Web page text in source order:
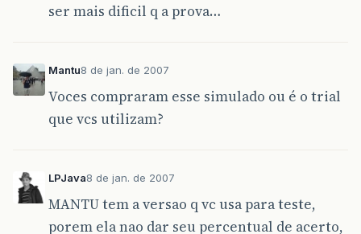
ser mais dificil q a prova…
Mantu8 de jan. de 2007
Voces compraram esse simulado ou é o trial
que vcs utilizam?
LPJava8 de jan. de 2007
MANTU tem a versao q vc usa para teste,
porem ela nao dar seu percentual de acerto,